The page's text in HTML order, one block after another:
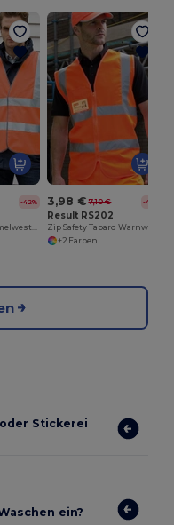
-42%
Hochsichtbare Ärmelweste für Bauarbeiter
3,98 € 7,10 € -44%
Result RS202
+2 Farben
Stickerei
ein?